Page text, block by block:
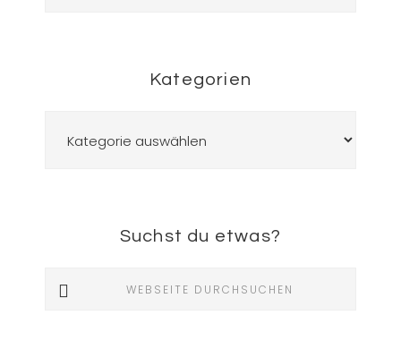
Kategorien
Suchst du etwas?
Webseite